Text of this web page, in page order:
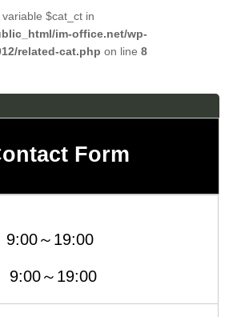
$cat_ct in
im-office.net/wp-
related-cat.php on line8
Form
9:00～19:00
9:00～19:00